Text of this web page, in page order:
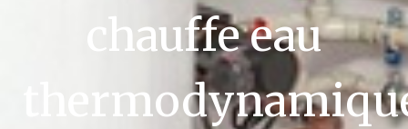
chauffe eau